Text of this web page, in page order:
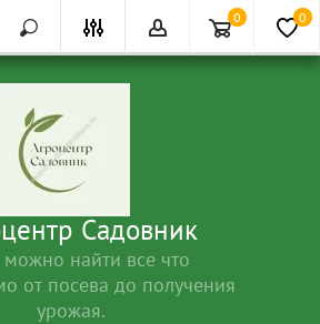
0 0
Садовник
найти все что
от посева до получения
урожая.